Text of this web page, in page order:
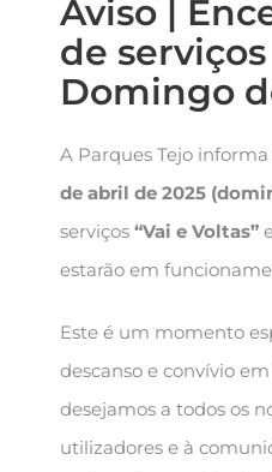
Aviso |
de
Domingo
A Parques Tejo
de abril de 2025
serviços “Vai e Voltas”
estarão em
Este é um momento
descanso e convívio
desejamos a todos os
utilizadores e à